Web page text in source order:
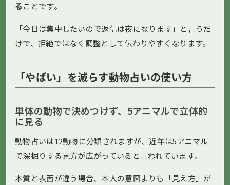
ることです。
「今日は集中したいので返信は夜になります」と言うだ
けで、拒絶ではなく調整として伝わりやすくなります。
「やばい」を減らす動物占いの使い方
単体の動物で決めつけず、5アニマルで立体的
に見る
動物占いは12動物に分類されますが、近年は5アニマル
で深掘りする見方が広がっていると言われています。
本質と表面が違う場合、本人の意図よりも「見え方」が